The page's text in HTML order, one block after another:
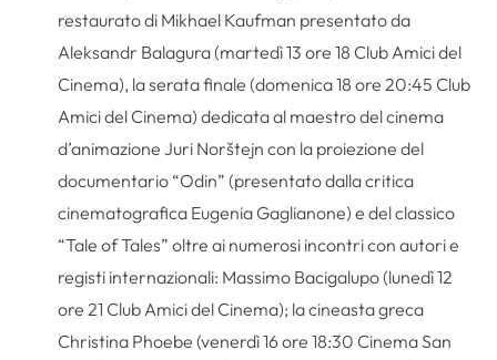
restaurato di Mikhael Kaufman presentato da
Aleksandr Balagura (martedì 13 ore 18 Club Amici del
Cinema), la serata finale (domenica 18 ore 20:45 Club
Amici del Cinema) dedicata al maestro del cinema
d’animazione Juri Norštejn con la proiezione del
documentario “Odin” (presentato dalla critica
cinematografica Eugenia Gaglianone) e del classico
“Tale of Tales” oltre ai numerosi incontri con autori e
registi internazionali: Massimo Bacigalupo (lunedì 12
ore 21 Club Amici del Cinema); la cineasta greca
Christina Phoebe (venerdì 16 ore 18:30 Cinema San